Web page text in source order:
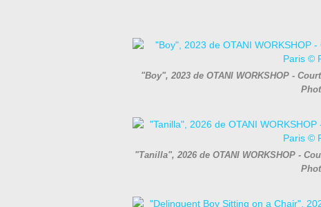
"Boy", 2023 de OTANI WORKSHOP -
"Tanilla", 2026 de OTANI WORKSHOP -